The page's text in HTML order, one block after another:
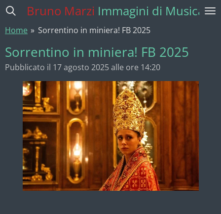
Vai
contenuto
principale
Bruno Marzi Immagini di Musica
Home » Sorrentino in miniera! FB 2025
Sorrentino in miniera! FB 2025
Pubblicato il 17 agosto 2025 alle ore 14:20